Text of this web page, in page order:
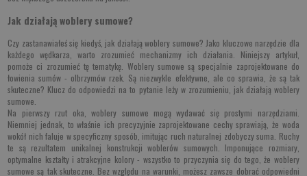
Jak działają woblery sumowe?
Czy zastanawiałeś się kiedyś, jak działają woblery sumowe? Jako kluczowe narzędzie dla
każdego wędkarza, warto zrozumieć mechanizmy ich działania. Niniejszy artykuł,
pomoże ci zrozumieć tę tematykę. Woblery sumowe są specjalnie zaprojektowane do
łowienia sumów - olbrzymów rzek. Są niezwykle efektywne, ale co sprawia, że są tak
skuteczne? Klucz do odpowiedzi na to pytanie leży w zrozumieniu, jak działają woblery
sumowe.
Na pierwszy rzut oka, woblery sumowe mogą wydawać się prostymi narzędziami.
Niemniej jednak, to właśnie ich precyzyjnie zaprojektowane cechy sprawiają, że woda
wokół nich faluje w specyficzny sposób, imitując ruch naturalnej zdobyczy suma. Ruchy
te są rezultatem unikalnej konstrukcji woblerów sumowych. Imponujące rozmiary,
optymalne kształty i atrakcyjne kolory - wszystko to przyczynia się do tego, że woblery
sumowe są tak skuteczne. Bez względu na warunki, możesz zawsze dobrać odpowiedni